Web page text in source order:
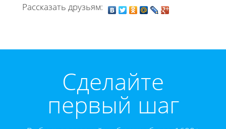
Рассказать друзьям:
Cделайте
первый шаг